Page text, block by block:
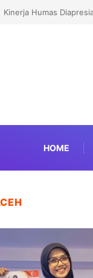
Menhaj: IKLHI 2026
HOME